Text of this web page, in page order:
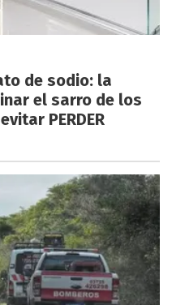
de sodio: la
el sarro de los
PERDER